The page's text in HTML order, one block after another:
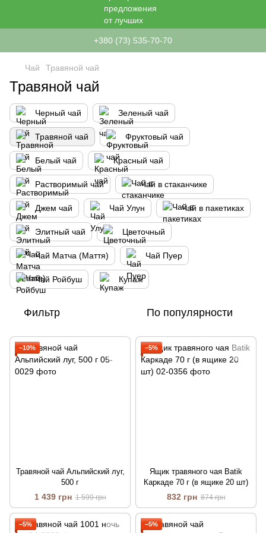
+380 (73) 535-70-70
Чай Травяной чай
Травяной чай
Черный чай Зеленый чай
Травяной чай Фруктовый чай
Белый чай Красный чай
Растворимый чай Чай в стаканчике
Джем чай Чай Улун Чай в пакетиках
Элитный чай Цветочный
Чай Матча (Маття) Чай Пуер
Чай Ройбуш Купаж
Фильтр По популярности
−10%
Травяной чай Альпийский луг,
500 г
1 439 грн 1 599 грн
−5%
Ящик травяного чая Batik
Каркаде 70 г (в ящике 20 шт)
832 грн 874 грн
−5% −5%